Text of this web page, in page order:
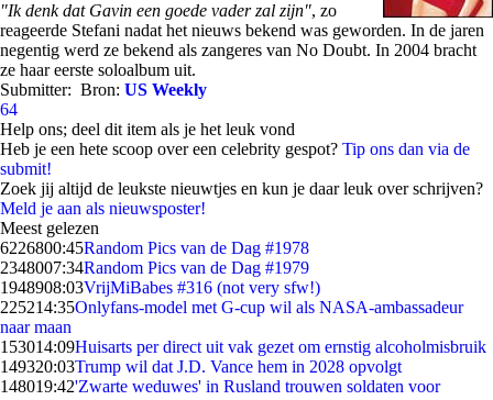
"Ik denk dat Gavin een goede vader zal zijn", zo
reageerde Stefani nadat het nieuws bekend was geworden. In de jaren
negentig werd ze bekend als zangeres van No Doubt. In 2004 bracht
ze haar eerste soloalbum uit.
Submitter: Bron: US Weekly
64
Help ons; deel dit item als je het leuk vond
Heb je een hete scoop over een celebrity gespot? Tip ons dan via de
submit!
Zoek jij altijd de leukste nieuwtjes en kun je daar leuk over schrijven?
Meld je aan als nieuwsposter!
Meest gelezen
6226800:45Random Pics van de Dag #1978
2348007:34Random Pics van de Dag #1979
1948908:03VrijMiBabes #316 (not very sfw!)
225214:35Onlyfans-model met G-cup wil als NASA-ambassadeur
naar maan
153014:09Huisarts per direct uit vak gezet om ernstig alcoholmisbruik
149320:03Trump wil dat J.D. Vance hem in 2028 opvolgt
148019:42'Zwarte weduwes' in Rusland trouwen soldaten voor